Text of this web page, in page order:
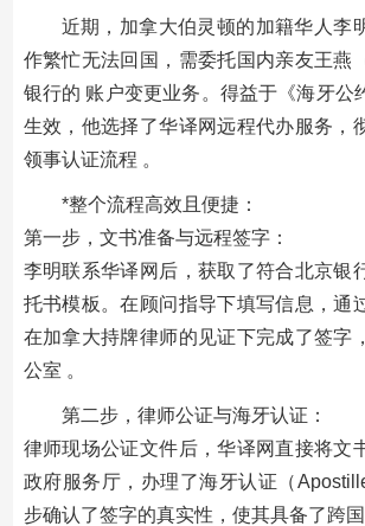
近期，加拿大伯灵顿的加籍华人李
作繁忙无法回国，需委托国内亲友王燕
银行的 账户变更业务。得益于《海牙公
生效，他选择了华译网远程代办服务，
领事认证流程 。
*整个流程高效且便捷：
第一步，文书准备与远程签字：
李明联系华译网后，获取了符合北京银
托书模板。在顾问指导下填写信息，通
在加拿大持牌律师的见证下完成了签字
公室 。
第二步，律师公证与海牙认证：
律师现场公证文件后，华译网直接将文
政府服务厅，办理了海牙认证（
步确认了签字的真实性，使其具备了跨国